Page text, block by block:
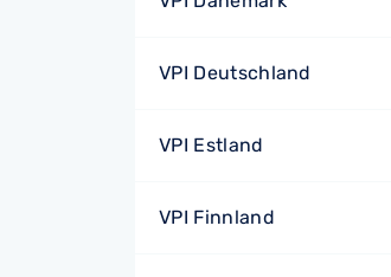
VPI Deutschland
VPI Estland
VPI Finnland